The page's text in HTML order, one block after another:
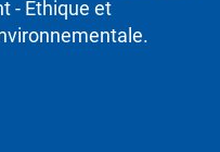
- Ethique et